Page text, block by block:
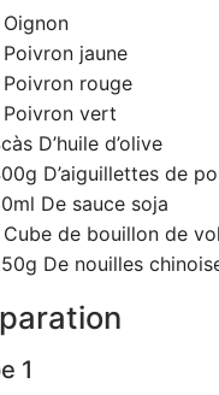
Oignon
Poivron jaune
Poivron rouge
Poivron vert
D’huile d’olive
D’aiguillettes de
De sauce soja
Cube de bouillon de
De nouilles
1